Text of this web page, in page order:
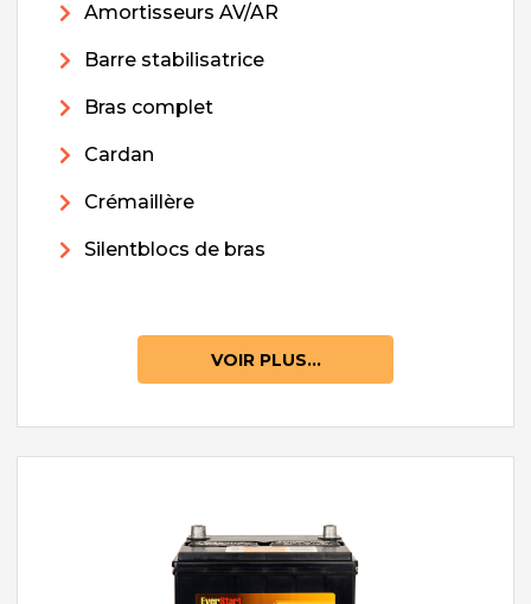
Amortisseurs AV/AR
Barre stabilisatrice
Bras complet
Cardan
Crémaillère
Silentblocs de bras
VOIR PLUS...